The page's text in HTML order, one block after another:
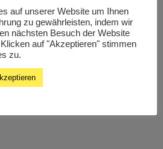
auf unserer Website um Ihnen
zu gewährleisten, indem wir
nächsten Besuch der Website
auf "Akzeptieren" stimmen
zu.